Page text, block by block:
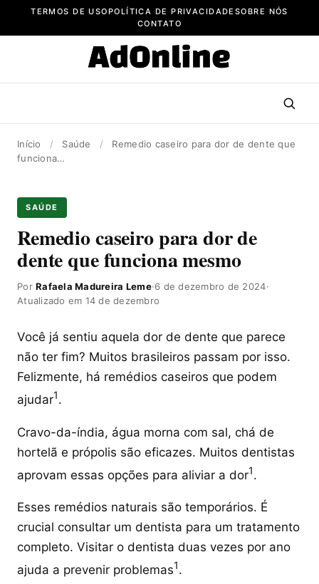
TERMOS DE USOPOLÍTICA DE PRIVACIDADE SOBRE NÓS
CONTATO
Início / Saúde /
Remedio caseiro para dor de dente que
funciona…
SAÚDE
Remedio caseiro para dor de
dente que funciona mesmo
PorRafaela Madureira Leme·6 de dezembro de 2024·
Atualizado em 14 de dezembro
Você já sentiu aquela dor de dente que parece
não ter fim? Muitos brasileiros passam por isso.
Felizmente, há remédios caseiros que podem
ajudar1.
Cravo-da-índia, água morna com sal, chá de
hortelã e própolis são eficazes. Muitos dentistas
aprovam essas opções para aliviar a dor1.
Esses remédios naturais são temporários. É
crucial consultar um dentista para um tratamento
completo. Visitar o dentista duas vezes por ano
ajuda a prevenir problemas1.